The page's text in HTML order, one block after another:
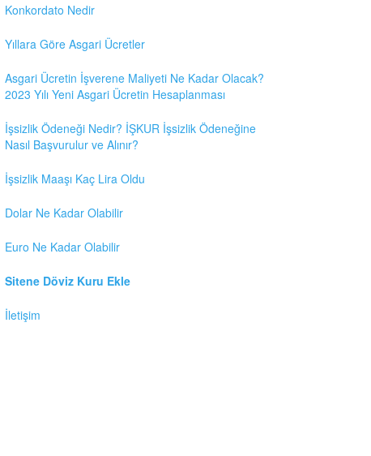
Konkordato Nedir
Yıllara Göre Asgari Ücretler
Asgari Ücretin İşverene Maliyeti Ne Kadar Olacak?
2023 Yılı Yeni Asgari Ücretin Hesaplanması
İşsizlik Ödeneği Nedir? İŞKUR İşsizlik Ödeneğine
Nasıl Başvurulur ve Alınır?
İşsizlik Maaşı Kaç Lira Oldu
Dolar Ne Kadar Olabilir
Euro Ne Kadar Olabilir
Sitene Döviz Kuru Ekle
İletişim